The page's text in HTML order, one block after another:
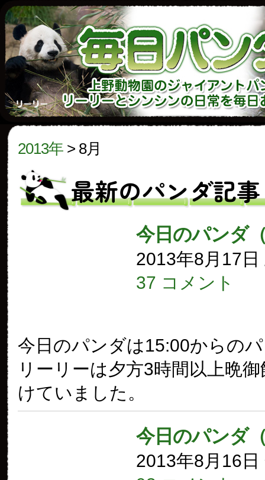
2013年 > 8月
最新のパンダ記事
今日のパンダ
2013年8月17日
37 コメント
今日のパンダは15:00からの
リーリーは夕方3時間以上晩
けていました。
今日のパンダ
2013年8月16日